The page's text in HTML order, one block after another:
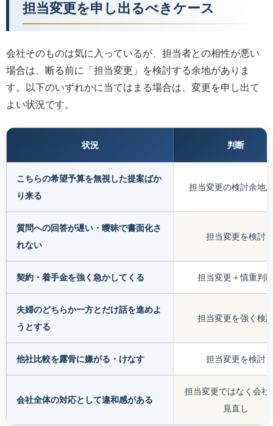
担当変更を申し出るべきケース
会社そのものは気に入っているが、担当者との相性が悪い
場合は、断る前に「担当変更」を検討する余地がありま
す。以下のいずれかに当てはまる場合は、変更を申し出て
よい状況です。
状況 判断
こちらの希望予算を無視した提案ばか
り来る
担当変更の検討余地
質問への回答が遅い・曖昧で書面化さ
れない
担当変更を検討
契約・着手金を強く急かしてくる 担当変更＋慎重判
夫婦のどちらか一方とだけ話を進めよ
うとする
担当変更を強く検
他社比較を露骨に嫌がる・けなす 担当変更を検討
会社全体の対応として違和感がある
担当変更ではなく会社
見直し